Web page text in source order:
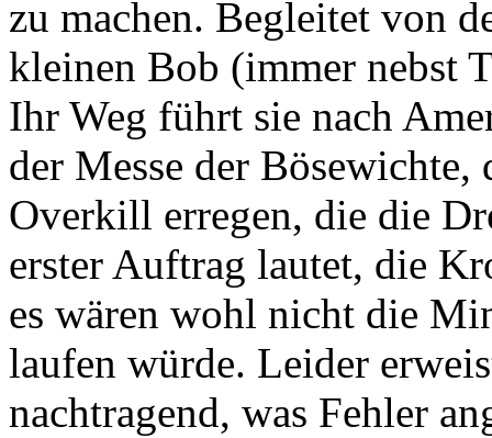
zu machen. Begleitet von
kleinen Bob (immer nebst
Ihr Weg führt sie nach
der Messe der
Overkill erregen, die die
erster Auftrag lautet, die
es wären wohl nicht die
laufen würde. Leider
nachtragend, was Fehler